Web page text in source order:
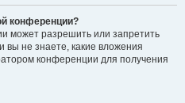
конференции?
может разрешить или запретить
не знаете, какие вложения
конференции для получения